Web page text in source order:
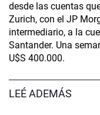
desde las cuentas
Zurich, con el JP
intermediario, a la
Santander. Una
U$S 400.000.
LEÉ ADEMÁS